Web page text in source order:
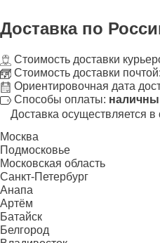
Доставка по
Стоимость доставки
Стоимость доставки почтой:
Ориентировочная дата
Способы оплаты:
Доставка осуществляется
Москва
Подмосковье
Московская область
Санкт-Петербург
Анапа
Артём
Батайск
Белгород